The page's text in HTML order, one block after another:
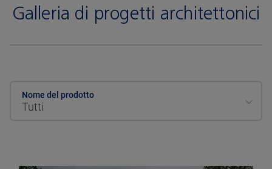
Galleria di progetti architettonici
Nome del prodotto
Tutti